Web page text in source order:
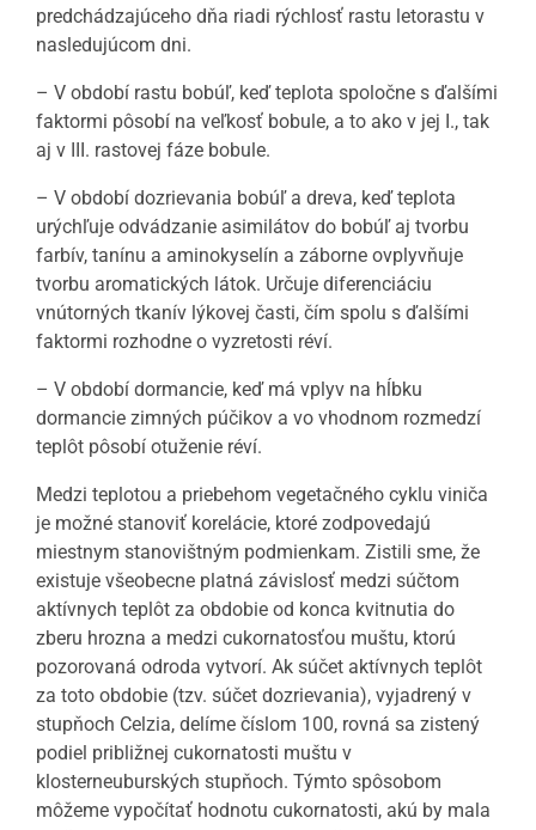
predchádzajúceho dňa riadi rýchlosť rastu letorastu v
nasledujúcom dni.
– V období rastu bobúľ, keď teplota spoločne s ďalšími
faktormi pôsobí na veľkosť bobule, a to ako v jej I., tak
aj v III. rastovej fáze bobule.
– V období dozrievania bobúľ a dreva, keď teplota
urýchľuje odvádzanie asimilátov do bobúľ aj tvorbu
farbív, tanínu a aminokyselín a záborne ovplyvňuje
tvorbu aromatických látok. Určuje diferenciáciu
vnútorných tkanív lýkovej časti, čím spolu s ďalšími
faktormi rozhodne o vyzretosti réví.
– V období dormancie, keď má vplyv na hĺbku
dormancie zimných púčikov a vo vhodnom rozmedzí
teplôt pôsobí otuženie réví.
Medzi teplotou a priebehom vegetačného cyklu viniča
je možné stanoviť korelácie, ktoré zodpovedajú
miestnym stanovištným podmienkam. Zistili sme, že
existuje všeobecne platná závislosť medzi súčtom
aktívnych teplôt za obdobie od konca kvitnutia do
zberu hrozna a medzi cukornatosťou muštu, ktorú
pozorovaná odroda vytvorí. Ak súčet aktívnych teplôt
za toto obdobie (tzv. súčet dozrievania), vyjadrený v
stupňoch Celzia, delíme číslom 100, rovná sa zistený
podiel približnej cukornatosti muštu v
klosterneuburských stupňoch. Týmto spôsobom
môžeme vypočítať hodnotu cukornatosti, akú by mala